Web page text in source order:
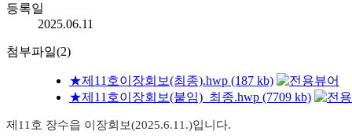
등록일
2025.06.11
첨부파일(2)
★제11호이장회보(최종).hwp (187 kb)
★제11호이장회보(붙임)_최종.hwp (7709 kb)
제11호 장수읍 이장회보(2025.6.11.)입니다.